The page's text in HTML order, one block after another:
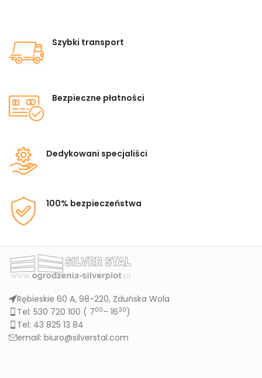
Szybki transport
Bezpieczne płatności
Dedykowani specjaliści
100% bezpieczeństwa
Rębieskie 60 A, 98-220, Zduńska Wola
Tel: 530 720 100 ( 700– 1630)
Tel: 43 825 13 84
email: biuro@silverstal.com